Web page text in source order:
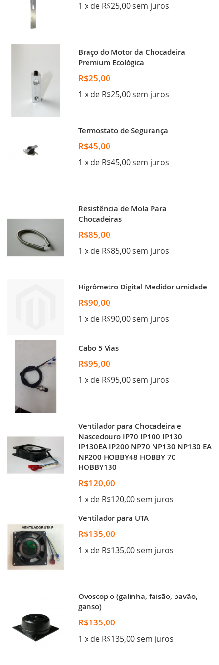
1 x de R$25,00 sem juros
Braço do Motor da Chocadeira
Premium Ecológica
R$25,00
1 x de R$25,00 sem juros
Termostato de Segurança
R$45,00
1 x de R$45,00 sem juros
Resistência de Mola Para
Chocadeiras
R$85,00
1 x de R$85,00 sem juros
Higrômetro Digital Medidor umidade
R$90,00
1 x de R$90,00 sem juros
Cabo 5 Vias
R$95,00
1 x de R$95,00 sem juros
Ventilador para Chocadeira e
Nascedouro IP70 IP100 IP130
IP130EA IP200 NP70 NP130 NP130 EA
NP200 HOBBY48 HOBBY 70
HOBBY130
R$120,00
1 x de R$120,00 sem juros
Ventilador para UTA
R$135,00
1 x de R$135,00 sem juros
Ovoscopio (galinha, faisão, pavão,
ganso)
R$135,00
1 x de R$135,00 sem juros